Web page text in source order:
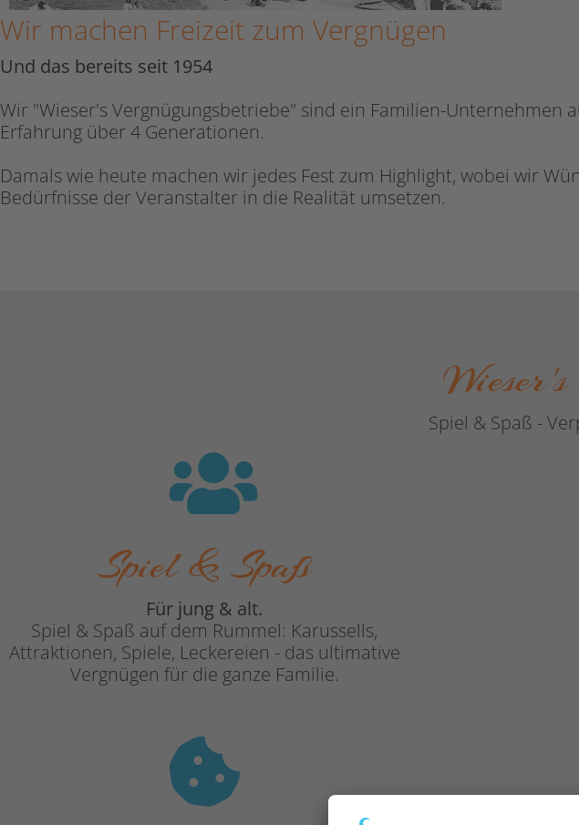
Wir machen Freizeit zum Vergnügen
Und das bereits seit 1954
Wir "Wieser's Vergnügungsbetriebe" sind ein Familien-Unternehmen
Erfahrung über 4 Generationen.
Damals wie heute machen wir jedes Fest zum Highlight, wobei wir
Bedürfnisse der Veranstalter in die Realität umsetzen.
Spiel & Spaß -
Spiel & Spaß
Für jung & alt.
Spiel & Spaß auf dem Rummel: Karussells,
Attraktionen, Spiele, Leckereien - das ultimative
Vergnügen für die ganze Familie.